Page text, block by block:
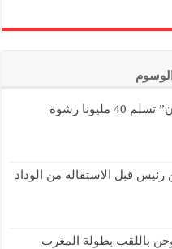
الوسوم
قبل الاستقالة من الوداد
باللقب بطولة المغرب